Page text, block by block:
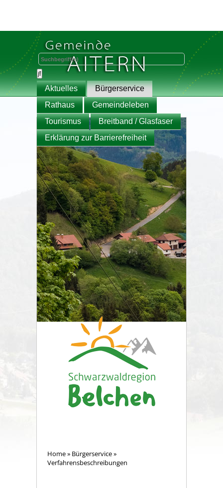
Aktuelles
Bürgerservice
Rathaus
Gemeindeleben
Tourismus
Breitband / Glasfaser
Erklärung zur Barrierefreiheit
Home» Bürgerservice»
Verfahrensbeschreibungen